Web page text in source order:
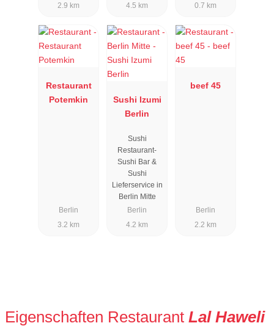
2.9 km
4.5 km
0.7 km
Restaurant
Potemkin
Berlin
3.2 km
Sushi Izumi
Berlin
Sushi
Restaurant-
Sushi Bar &
Sushi
Lieferservice in
Berlin Mitte
Berlin
4.2 km
beef 45
Berlin
2.2 km
Eigenschaften Restaurant Lal Haweli